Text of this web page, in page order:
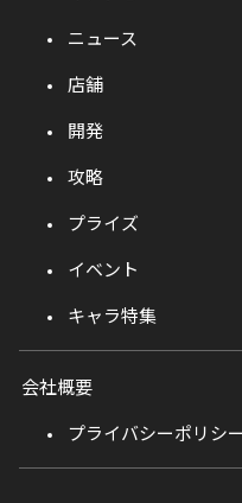
ニュース
店舗
開発
攻略
プライズ
イベント
キャラ特集
会社概要
プライバシーポリシー